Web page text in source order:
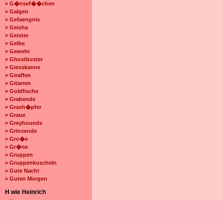
» G�nsef��chen
» Galgen
» Gefaengnis
» Geisha
» Geister
» Gelbe
» Gewehr
» Ghostbuster
» Giesskanne
» Giraffen
» Gitarren
» Goldfische
» Grabende
» Grash�pfer
» Graue
» Greyhounds
» Grinsende
» Gro�e
» Gr�ne
» Gruppen
» Gruppenkuscheln
» Gute Nacht
» Guten Morgen
H wie Heinrich